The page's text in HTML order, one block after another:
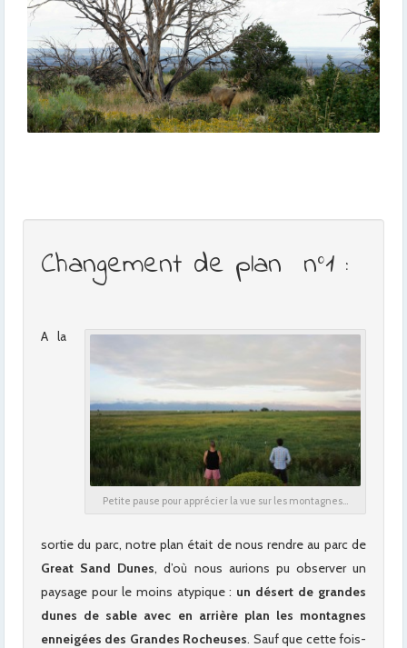
Changement de plan n°1 :
Petite pause pour apprécier la vue sur les montagnes…
A la
sortie du parc, notre plan était de nous rendre au parc de
Great Sand Dunes, d’où nous aurions pu observer un
paysage pour le moins atypique : un désert de grandes
dunes de sable avec en arrière plan les montagnes
enneigées des Grandes Rocheuses. Sauf que cette fois-